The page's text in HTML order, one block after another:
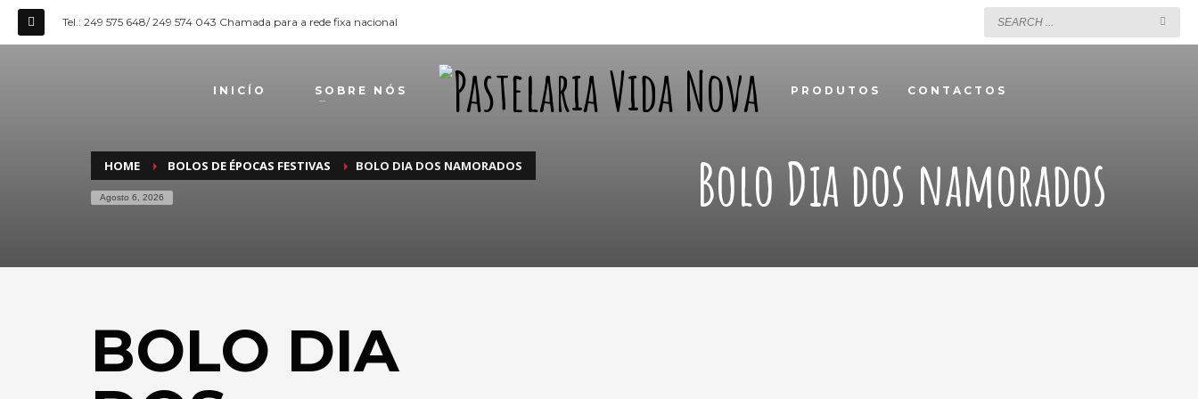
Tel.: 249 575 648/ 249 574 043 Chamada para a rede fixa nacional
INICÍO SOBRE NÓS PRODUTOS CONTACTOS
HOME BOLOS DE ÉPOCAS FESTIVAS BOLO DIA DOS NAMORADOS
Agosto 6, 2026 Bolo Dia dos namorados
BOLO DIA